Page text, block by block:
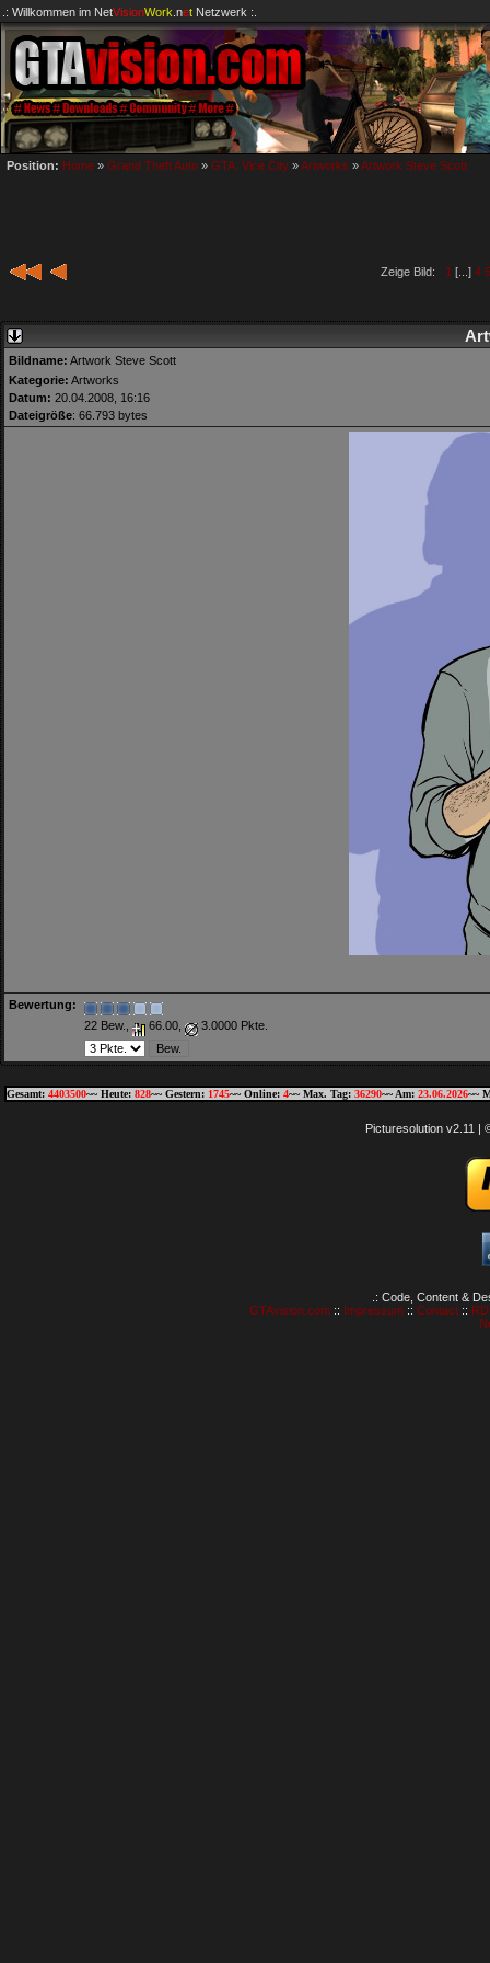
.: Willkommen im NetVisionWork .netNetzwerk :.
Position: Home » Grand Theft Auto » GTA: Vice City »Artworks »Artwork Steve Scott
Zeige Bild: 1 [...] 4 5
Bildname: Artwork Steve Scott
Kategorie: Artworks
Datum: 20.04.2008, 16:16
Dateigröße: 66.793 bytes
Bewertung:
22 Bew.,
66.00, 3.0000 Pkte.
Gesamt: 4403500~~ Heute: 828~~ Gestern: 1745~~ Online: 4~~ Max. Tag: 36290~~ Am: 23.06.2026~~
Picturesolution v2.11 |
.: Code, Content &
GTAvision.com:: Impressum:: Contact::